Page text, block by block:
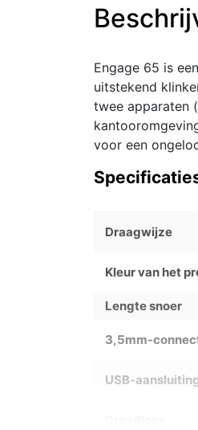
Engage 65 is
uitstekend
twee apparaten
voor een
Draagwijze
Kleur van het
Lengte snoer
3,5mm-
USB-